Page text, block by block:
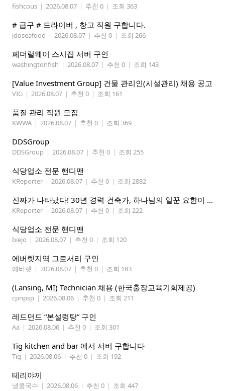
fishcous | 2026.08.07 | 추천 0 | 조회 363
# 급구 # 드라이버 , 창고 직원 구합니다.
jdoseafood | 2026.08.07 | 추천 0 | 조회 266
페더럴웨이 스시집 서버 구인
washingtonfish | 2026.08.07 | 추천 0 | 조회 143
[Value Investment Group] 건물 관리인(시설관리) 채용 공고
VIG | 2026.08.07 | 추천 0 | 조회 161
품질 관리 직원 모집
KWWA | 2026.08.07 | 추천 0 | 조회 369
DDSGroup
DDSGroup | 2026.08.07 | 추천 0 | 조회 255
식당업소 전문 핸디맨
KReporter | 2026.08.07 | 추천 0 | 조회 2882
진짜가 나타났다! 30년 경력 건축가, 하나님의 일꾼 요한이 책임 시공합니다.
KReporter | 2026.08.07 | 추천 0 | 조회 222
식당업소 전문 핸디맨
biejo | 2026.08.07 | 추천 0 | 조회 120
에버렛지역 그로서리 구인
에버렛 | 2026.08.07 | 추천 0 | 조회 183
(Lansing, MI) Technician 채용 (한국출장교육기회제공)
cpnpsp | 2026.08.06 | 추천 0 | 조회 211
레드먼드 “본설렁탕” 구인
Aa | 2026.08.06 | 추천 0 | 조회 301
Tig kitchen and bar 에서 서버 구합니다
Tig | 2026.08.06 | 추천 0 | 조회 192
테리야끼
냉콩국수 | 2026.08.06 | 추천 0 | 조회 447